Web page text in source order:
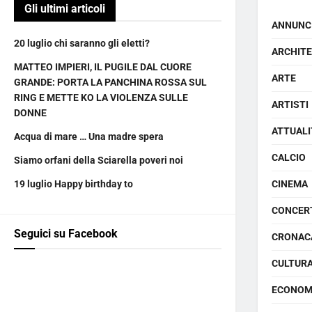
Gli ultimi articoli
20 luglio chi saranno gli eletti?
MATTEO IMPIERI, IL PUGILE DAL CUORE
GRANDE: PORTA LA PANCHINA ROSSA SUL
RING E METTE KO LA VIOLENZA SULLE
DONNE
Acqua di mare … Una madre spera
Siamo orfani della Sciarella poveri noi
19 luglio Happy birthday to
Seguici su Facebook
ARTE
ARTISTI
CALCIO
CINEMA